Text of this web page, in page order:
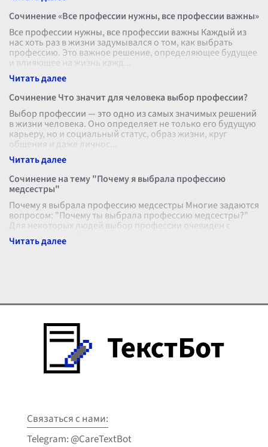
Сочинение «Все профессии нужны, все профессии важны»
Все профессии нужны, все профессии важны Каждый из
нас хоть раз в жизни задумывался о том, как выбрать
профессию. Это важное решение, определяющее будущее
и влияющее на жизнь кажд
Сочинение Что значит для человека выбор профессии?
Выбор профессии — это одно из самых значимых решений
в жизни человека. Оно определяет не только его будущую
карьеру, но и социальный статус, образ жизни, круг
общения и даже личнос
Сочинение на тему "Почему я выбрала профессию
медсестры"
Почему я выбрала профессию медсестры Многие задаются
вопросом: "Почему ты выбрала профессию медсестры?"
Для некоторых людей выбор профессии очевиден с
самого детства. Для меня же
Связаться с нами:
Telegram: @CareTextBot